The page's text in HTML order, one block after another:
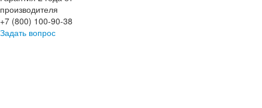
производителя
+7 (800) 100-90-38
Задать вопрос